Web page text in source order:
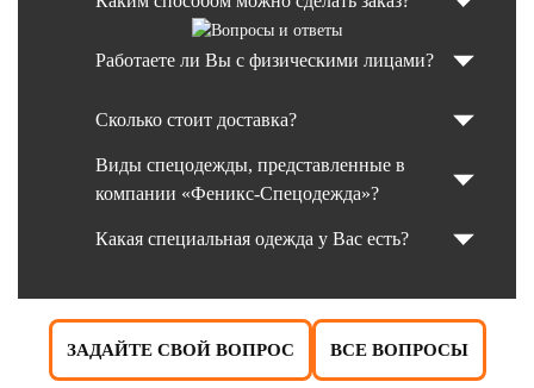
Работаете ли Вы с физическими лицами?
Сколько стоит доставка?
Виды спецодежды, представленные в
компании «Феникс-Спецодежда»?
Какая специальная одежда у Вас есть?
ЗАДАЙТЕ СВОЙ ВОПРОС ВСЕ ВОПРОСЫ